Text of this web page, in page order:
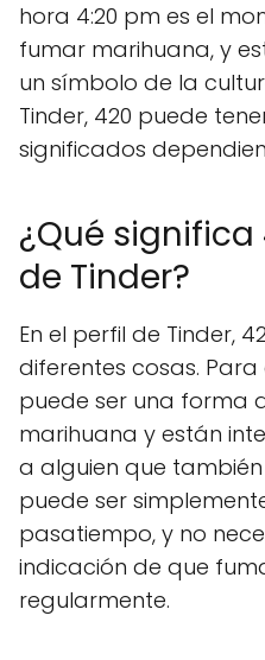
hora 4:20 pm es el
fumar marihuana, y
un símbolo de la
Tinder, 420 puede
significados
¿Qué significa
de Tinder?
En el perfil de Tinder,
diferentes cosas.
puede ser una forma
marihuana y están
a alguien que
puede ser
pasatiempo, y no
indicación de que
regularmente.